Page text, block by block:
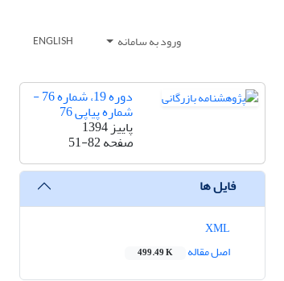
ورود به سامانه ENGLISH
دوره 19، شماره 76 -
شماره پیاپی 76
پاییز 1394
صفحه51-82
فایل ها
اصل مقاله
499.49 K